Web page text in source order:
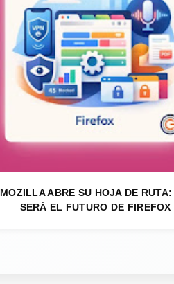
MOZILLA ABRE SU HOJA DE RUTA:
SERÁ EL FUTURO DE FIREFOX